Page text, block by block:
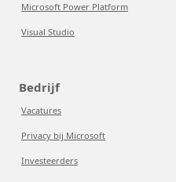
Microsoft Power Platform
Visual Studio
Bedrijf
Vacatures
Privacy bij Microsoft
Investeerders